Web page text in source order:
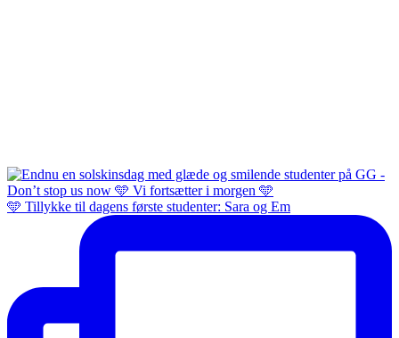
🩵 Tillykke til dagens første studenter: Sara og Em